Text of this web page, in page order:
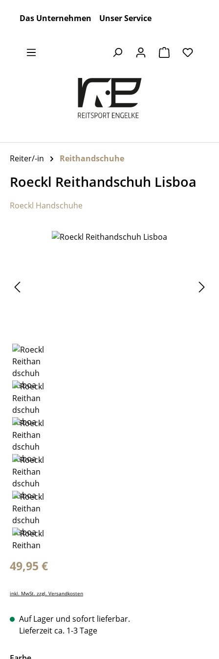
Das Unternehmen Unser Service
Warenkorb
Reiter/-in Reithandschuhe
Roeckl Reithandschuh Lisboa
Roeckl Handschuhe
Bildergalerie überspringen
Regulärer Preis:
49,95 €
inkl. MwSt. zzgl. Versandkosten
Auf Lager und sofort lieferbar.
Lieferzeit ca. 1-3 Tage